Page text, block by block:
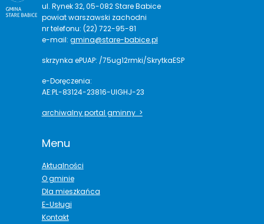
ul. Rynek 32, 05-082 Stare Babice
powiat warszawski zachodni
nr telefonu: (22) 722-95-81
e-mail: gmina@stare-babice.pl
skrzynka ePUAP: /75ug12rmki/SkrytkaESP
e-Doręczenia:
AE:PL-83124-23816-UIGHJ-23
archiwalny portal gminny >
Menu
Aktualności
O gminie
Dla mieszkańca
E-Usługi
Kontakt